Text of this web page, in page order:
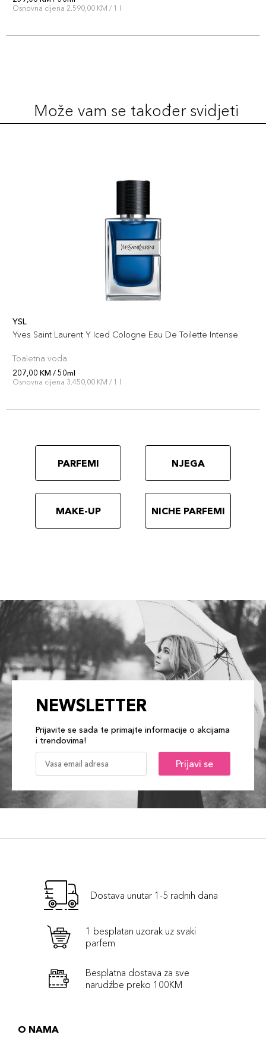
Osnovna cijena 2.590,00 KM / 1 l
Može vam se također svidjeti
YSL
Yves Saint Laurent Y Iced Cologne Eau De Toilette Intense
Toaletna voda
207,00 KM / 50ml
Osnovna cijena 3.450,00 KM / 1 l
PARFEMI NJEGA
MAKE-UP NICHE PARFEMI
NEWSLETTER
Prijavite se sada te primajte informacije o akcijama
i trendovima!
Prijavi se
Dostava unutar 1-5 radnih dana
1 besplatan uzorak uz svaki
parfem
Besplatna dostava za sve
narudźbe preko 100KM
O NAMA